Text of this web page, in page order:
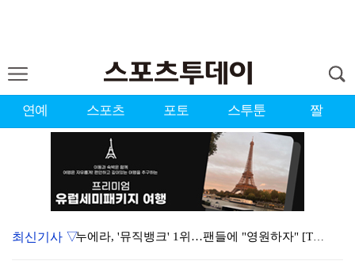
연예 스포츠 포토 스투툰 짤
누에라, '뮤직뱅크' 1위…팬들에 "영원하자" [TV캡…
최신기사 ▽